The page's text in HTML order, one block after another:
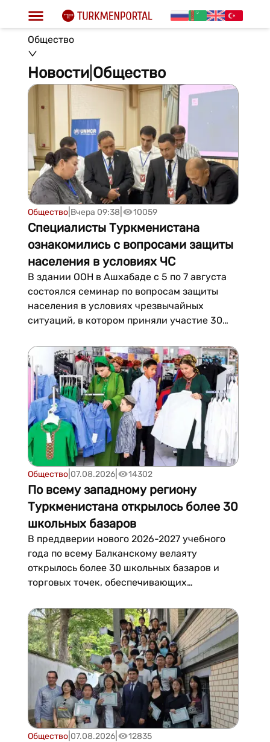
Общество
Новости| Общество
Общество| Вчера 09:38 10059
Специалисты Туркменистана
ознакомились с вопросами защиты
населения в условиях ЧС
В здании ООН в Ашхабаде с 5 по 7 августа
состоялся семинар по вопросам защиты
населения в условиях чрезвычайных
ситуаций, в котором приняли участие 30
Туркменистана, находящихся на передовой
линии реагирования.Мероприятие
состоялось в рамках продолжающихся
усилий по укреплению национальной сист...
Общество| 07.08.2026| 14302
По всему западному региону
Туркменистана открылось более 30
школьных базаров
В преддверии нового 2026-2027 учебного
года по всему Балканскому велаяту
открылось более 30 школьных базаров и
торговых точек, обеспечивающих
необходимыми канцелярскими
принадлежностями и формой.Большая
часть предлагаемых товаров
отечественного производства – высокого
качества и по доступной цене...
Общество| 07.08.2026| 12835